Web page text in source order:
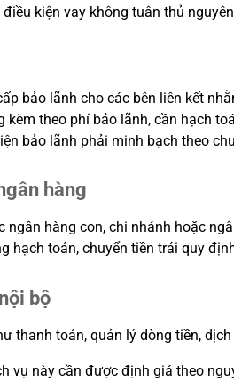
điều kiện vay không tuân thủ
bảo lãnh cho các bên liên kết
kèm theo phí bảo lãnh, cần hạch
bảo lãnh phải minh bạch theo
hàng
ngân hàng con, chi nhánh hoặc
hạch toán, chuyển tiền trái quy
bộ
thanh toán, quản lý dòng tiền,
vụ này cần được định giá theo